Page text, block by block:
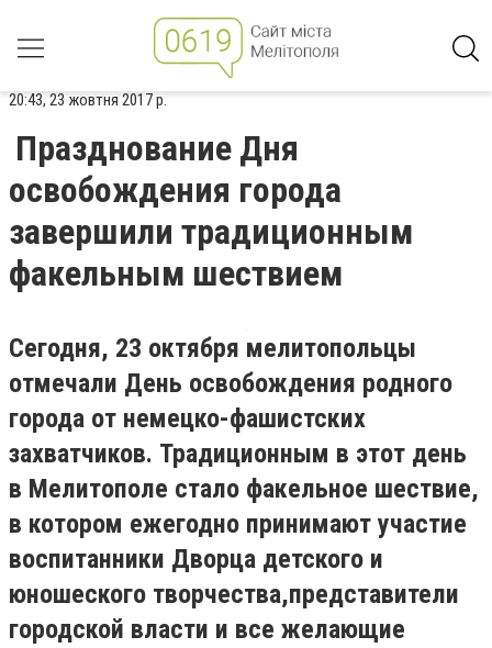
20:43, 23 жовтня 2017 р.
Празднование Дня
освобождения города
завершили традиционным
факельным шествием
Сегодня, 23 октября мелитопольцы
отмечали День освобождения родного
города от немецко-фашистских
захватчиков. Традиционным в этот день
в Мелитополе стало факельное шествие,
в котором ежегодно принимают участие
воспитанники Дворца детского и
юношеского творчества,представители
городской власти и все желающие